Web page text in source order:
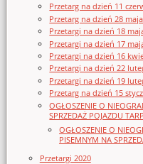
Przetarg na dzień 11
Przetarg na dzień 28
Przetargi na dzień 18
Przetargi na dzień 17
Przetargi na dzień 16
Przetargi na dzień 22
Przetargi na dzień 19
Przetarg na dzień 15
OGŁOSZENIE O
SPRZEDAŻ POJAZDU
OGŁOSZENIE O
PISEMNYM NA
Przetargi 2020